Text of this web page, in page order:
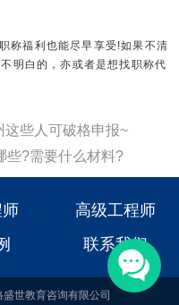
称福利也能尽早享受!如果不清
明白的，亦或者是想找职称代
这些人可破格申报~
些?需要什么材料?
高级工程师
联系我们
世教育咨询有限公司